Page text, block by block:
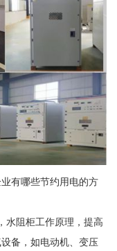
有哪些节约用电的方
水阻柜工作原理，提高
备，如电动机、变压